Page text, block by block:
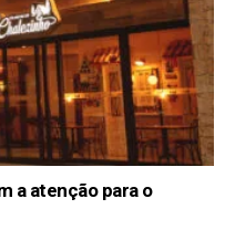
a atenção para o